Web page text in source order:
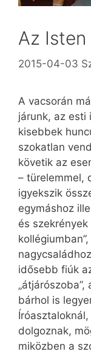
Az
2015-04-03
A vacsorán
járunk, az esti
kisebbek
szokatlan
követik az
– türelemmel,
igyekszik
egymáshoz
és
idősebb fiúk
bárhol is
dolgoznak,
miközben a